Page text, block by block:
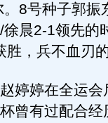
8号种子郭振
晨2-1领先的
，兵不血刃
婷在全运会
曾有过配合经